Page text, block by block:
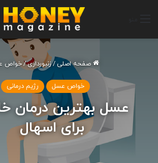
صفحه اصلی/زنبورداری/خواص
خواص عسل رژیم درمانی
عسل بهترین درمان
برای اسهال